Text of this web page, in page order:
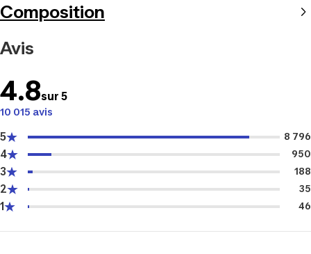
Composition
Avis
4.8sur 5
10 015 avis
5 8 796
4 950
3 188
2 35
1 46